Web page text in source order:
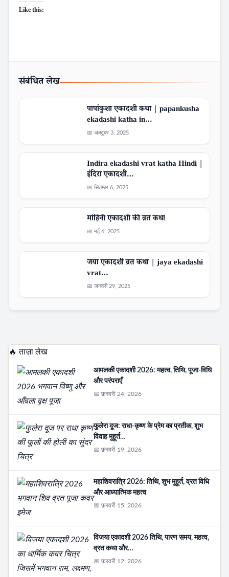
Like this:
संबंधित लेख
पापांकुशा एकादशी कथा | papankusha
ekadashi katha in…
📅 अक्टूबर 3, 2025
Indira ekadashi vrat katha Hindi |
इंदिरा एकादशी…
📅 सितम्बर 6, 2025
मोहिनी एकादशी की व्रत कथा
📅 मई 6, 2025
जया एकादशी व्रत कथा | jaya ekadashi
vrat…
📅 जनवरी 29, 2025
🔥 ताज़ा लेख
आमलकी एकादशी 2026: महत्व, तिथि, पूजा-विधि
और परंपराएँ
📅 फ़रवरी 24, 2026
फुलेरा दूज: राधा-कृष्ण के प्रेम का प्रतीक, शुभ
विवाह मुहूर्त…
📅 फ़रवरी 19, 2026
महाशिवरात्रि 2026: तिथि, शुभ मुहूर्त, व्रत विधि
और आध्यात्मिक महत्व
📅 फ़रवरी 15, 2026
विजया एकादशी 2026 तिथि, पारण समय, महत्व,
व्रत कथा और…
📅 फ़रवरी 12, 2026